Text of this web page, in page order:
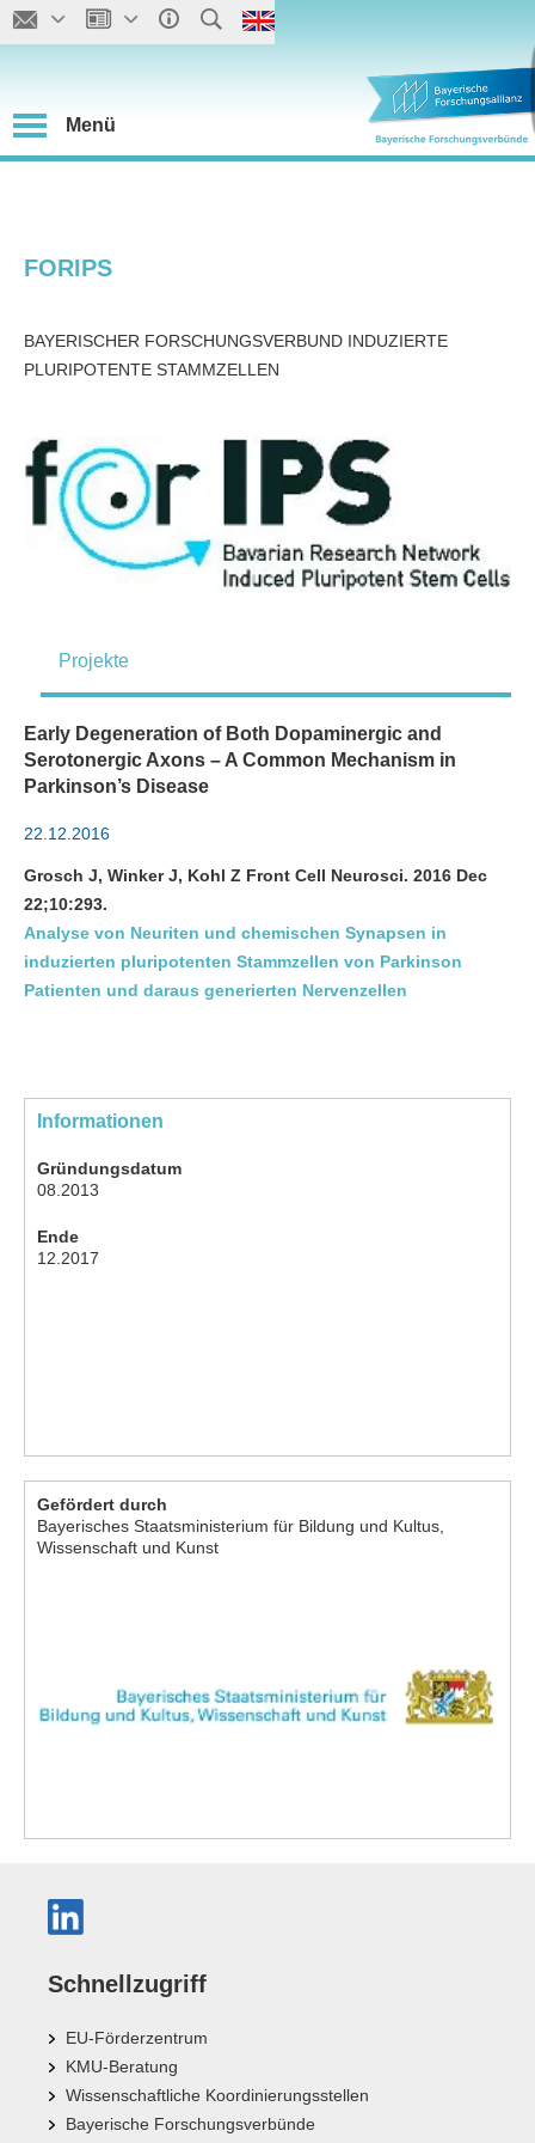
Menü
FORIPS
BAYERISCHER FORSCHUNGSVERBUND INDUZIERTE
PLURIPOTENTE STAMMZELLEN
Projekte
Early Degeneration of Both Dopaminergic and
Serotonergic Axons – A Common Mechanism in
Parkinson’s Disease
22.12.2016
Grosch J, Winker J, Kohl Z Front Cell Neurosci. 2016 Dec
22;10:293.
Analyse von Neuriten und chemischen Synapsen in
induzierten pluripotenten Stammzellen von Parkinson
Patienten und daraus generierten Nervenzellen
Informationen
Gründungsdatum
08.2013
Ende
12.2017
Gefördert durch
Bayerisches Staatsministerium für Bildung und Kultus,
Wissenschaft und Kunst
Schnellzugriff
EU-Förderzentrum
KMU-Beratung
Wissenschaftliche Koordinierungsstellen
Bayerische Forschungsverbünde